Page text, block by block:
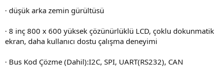
· düşük arka zemin gürültüsü
· 8 inç 800 x 600 yüksek çözünürlüklü LCD, çoklu dokunmatik
ekran, daha kullanıcı dostu çalışma deneyimi
· Bus Kod Çözme (Dahil):I2C, SPI, UART(RS232), CAN